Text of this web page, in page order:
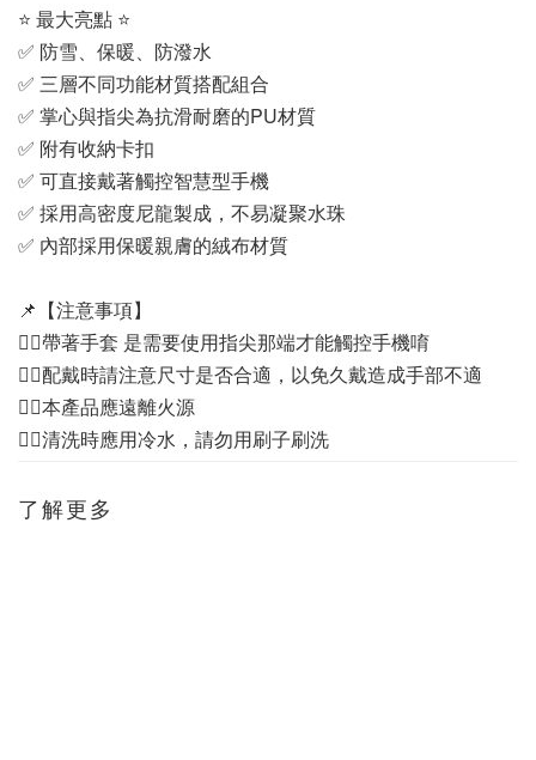
⭐ 最大亮點 ⭐
✅ 防雪、保暖、防潑水
✅ 三層不同功能材質搭配組合
✅ 掌心與指尖為抗滑耐磨的PU材質
✅ 附有收納卡扣
✅ 可直接戴著觸控智慧型手機
✅ 採用高密度尼龍製成，不易凝聚水珠
✅ 內部採用保暖親膚的絨布材質
📌【注意事項】
👉🏻帶著手套 是需要使用指尖那端才能觸控手機唷
👉🏻配戴時請注意尺寸是否合適，以免久戴造成手部不適
👉🏻本產品應遠離火源
👉🏻清洗時應用冷水，請勿用刷子刷洗
了解更多